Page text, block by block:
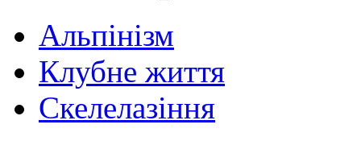
Альпінізм
Клубне життя
Скелелазіння